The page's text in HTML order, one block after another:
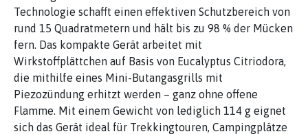
Technologie schafft einen effektiven Schutzbereich von
rund 15 Quadratmetern und hält bis zu 98 % der Mücken
fern. Das kompakte Gerät arbeitet mit
Wirkstoffplättchen auf Basis von Eucalyptus Citriodora,
die mithilfe eines Mini-Butangasgrills mit
Piezozündung erhitzt werden – ganz ohne offene
Flamme. Mit einem Gewicht von lediglich 114 g eignet
sich das Gerät ideal für Trekkingtouren, Campingplätze